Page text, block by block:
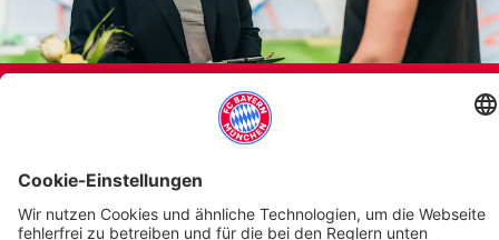
Gerne stehen Ihnen bei Fragen die Mitarbeiter unseres Event- und